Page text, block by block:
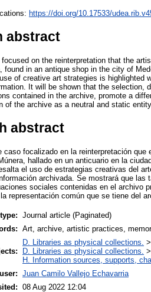
https://doi.org/10.17533/
abstract
on the reinterpretation that the
found in an antique shop in the city of
of creative art strategies is highlighted
It will be shown that the
contained in the archive, promote a
of the archive as a neutral and static
abstract
caso focalizado en la reinterpretación
hallado en un anticuario en la
el uso de estrategias creativas del
archivada. Se mostrará que
sociales contenidas en el archivo
representación común que se tiene del
Journal article (Paginated)
Art, archive, artistic practices,
D. Libraries as physical collections.
D. Libraries as physical collections.
H. Information sources, supports,
Juan Camilo Vallejo Echavarria
08 Aug 2022 12:04